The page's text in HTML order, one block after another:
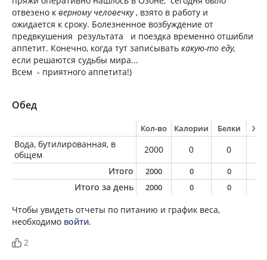
отвезено к верному человечку, взято в работу и
ожидается к сроку. Болезненное возбуждение от
предвкушения результата и поездка временно отшибли
аппетит. Конечно, когда тут записывать какую-то еду,
если решаются судьбы мира...
Всем - приятного аппетита!)
Обед
Кол-во Калории Белки
Вода, бутилированная, в
общем
2000 0 0
Итого
2000 0 0
Итого за день 2000 0 0
Чтобы увидеть отчеты по питанию и график веса,
необходимо войти.
2